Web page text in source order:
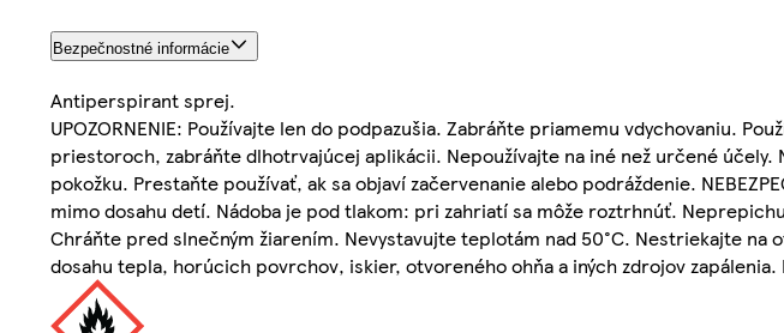
Bezpečnostné informácie
Antiperspirant sprej.
UPOZORNENIE: Používajte len do podpazušia. Zabráňte priamemu vdychovaniu.
priestoroch, zabráňte dlhotrvajúcej aplikácii. Nepoužívajte na iné než určené
pokožku. Prestaňte používať, ak sa objaví začervenanie alebo podráždenie.
mimo dosahu detí. Nádoba je pod tlakom: pri zahriatí sa môže roztrhnúť.
Chráňte pred slnečným žiarením. Nevystavujte teplotám nad 50°C. Nestriekajte na
dosahu tepla, horúcich povrchov, iskier, otvoreného ohňa a iných zdrojov